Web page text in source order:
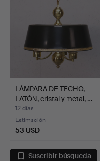
LÁMPARA DE TECHO,
LATÓN, cristal y metal, …
12 días
Estimación
53 USD
Suscribir búsqueda